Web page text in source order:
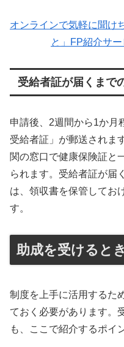
オンラインで気軽に聞け
と」FP紹介サー
受給者証が届くまで
申請後、2週間から1か月
受給者証」が郵送されま
関の窓口で健康保険証と
られます。受給者証が届
は、領収書を保管してお
す。
助成を受けると
制度を上手に活用するた
ておく必要があります。
も、ここで紹介するポイ